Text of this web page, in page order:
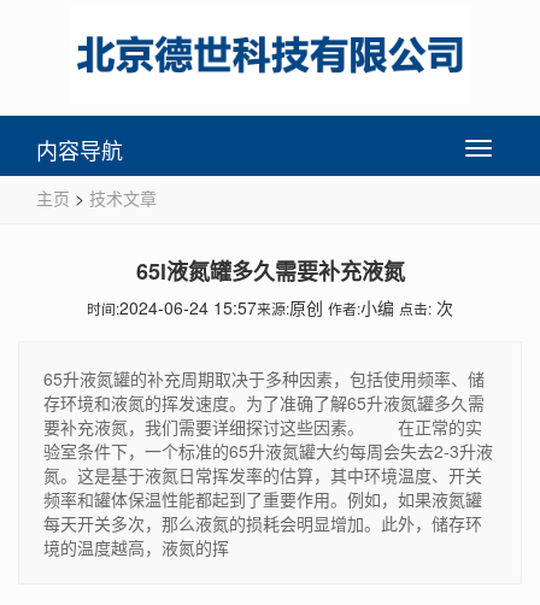
Toggle
内容导航
主页 > 技术文章
65l液氮罐多久需要补充液氮
时间:2024-06-24 15:57来源:原创 作者:小编 点击: 次
65升液氮罐的补充周期取决于多种因素，包括使用频率、储
存环境和液氮的挥发速度。为了准确了解65升液氮罐多久需
要补充液氮，我们需要详细探讨这些因素。 在正常的实
验室条件下，一个标准的65升液氮罐大约每周会失去2-3升液
氮。这是基于液氮日常挥发率的估算，其中环境温度、开关
频率和罐体保温性能都起到了重要作用。例如，如果液氮罐
每天开关多次，那么液氮的损耗会明显增加。此外，储存环
境的温度越高，液氮的挥